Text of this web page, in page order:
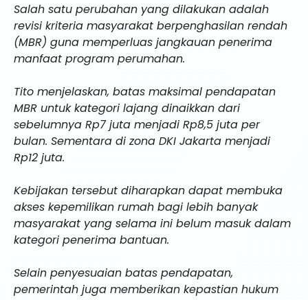
Salah satu perubahan yang dilakukan adalah
revisi kriteria masyarakat berpenghasilan rendah
(MBR) guna memperluas jangkauan penerima
manfaat program perumahan.
Tito menjelaskan, batas maksimal pendapatan
MBR untuk kategori lajang dinaikkan dari
sebelumnya Rp7 juta menjadi Rp8,5 juta per
bulan. Sementara di zona DKI Jakarta menjadi
Rp12 juta.
Kebijakan tersebut diharapkan dapat membuka
akses kepemilikan rumah bagi lebih banyak
masyarakat yang selama ini belum masuk dalam
kategori penerima bantuan.
Selain penyesuaian batas pendapatan,
pemerintah juga memberikan kepastian hukum